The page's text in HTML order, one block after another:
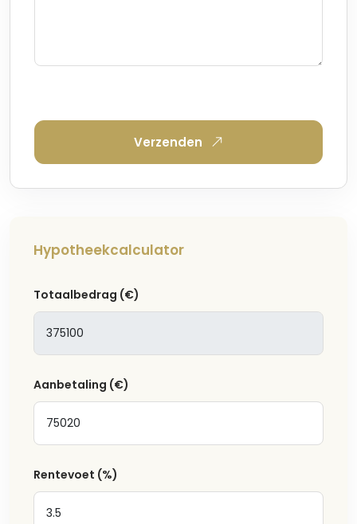
Verzenden
Hypotheekcalculator
Totaalbedrag (€)
Aanbetaling (€)
Rentevoet (%)